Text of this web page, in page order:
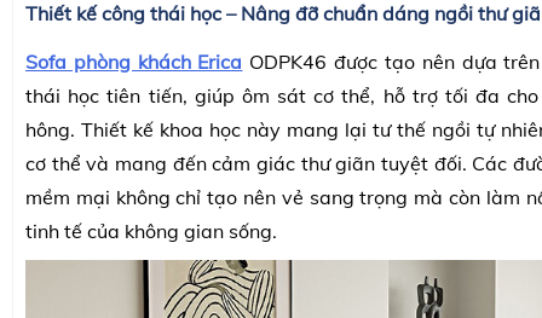
Thiết kế công thái học – Nâng đỡ chuẩn dáng ngồi thư
Sofa phòng khách Erica ODPK46 được tạo nên dựa
thái học tiên tiến, giúp ôm sát cơ thể, hỗ trợ tối đa
hông. Thiết kế khoa học này mang lại tư thế ngồi tự
cơ thể và mang đến cảm giác thư giãn tuyệt đối. Các
mềm mại không chỉ tạo nên vẻ sang trọng mà còn làm
tinh tế của không gian sống.